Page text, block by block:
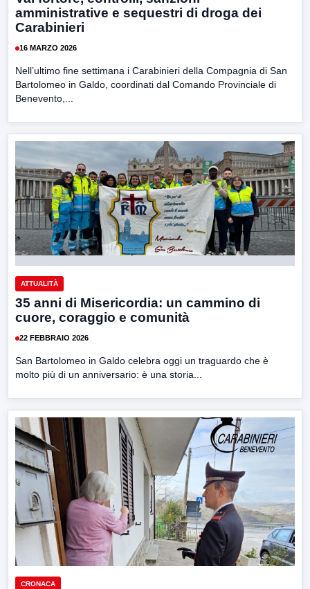
amministrative e sequestri di droga dei
Carabinieri
16 MARZO 2026
Nell’ultimo fine settimana i Carabinieri della Compagnia di San
Bartolomeo in Galdo, coordinati dal Comando Provinciale di
Benevento,...
ATTUALITÀ
35 anni di Misericordia: un cammino di
cuore, coraggio e comunità
22 FEBBRAIO 2026
San Bartolomeo in Galdo celebra oggi un traguardo che è
molto più di un anniversario: è una storia...
CRONACA